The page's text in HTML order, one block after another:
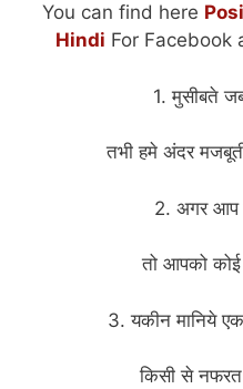
You can find here
Hindi For Facebook
1. मुसीबते
तभी हमे अंदर
2. अगर आप
तो आपको कोई
3. यकीन मानिये
किसी से